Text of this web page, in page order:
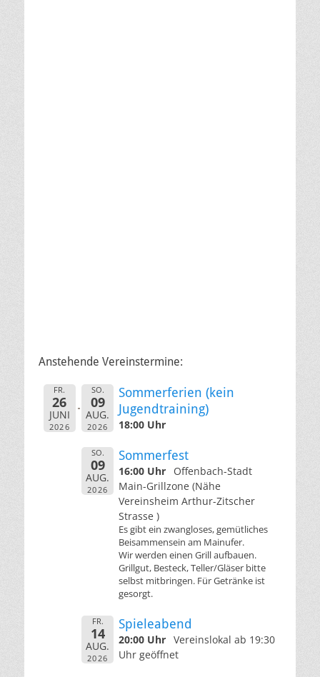
Anstehende Vereinstermine:
FR.
26
JUNI
2026
SO.
09
AUG.
2026
Sommerferien (kein
Jugendtraining)
18:00 Uhr
SO.
09
AUG.
2026
Sommerfest
16:00 Uhr
Offenbach-Stadt
Main-Grillzone (Nähe
Vereinsheim Arthur-Zitscher
Strasse )
Es gibt ein zwangloses, gemütliches
Beisammensein am Mainufer.
Wir werden einen Grill aufbauen.
Grillgut, Besteck, Teller/Gläser bitte
selbst mitbringen. Für Getränke ist
gesorgt.
FR.
14
AUG.
2026
Spieleabend
20:00 Uhr Vereinslokal ab 19:30
Uhr geöffnet